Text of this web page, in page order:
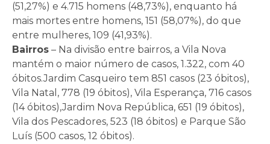
(51,27%) e 4.715 homens (48,73%), enquanto há
mais mortes entre homens, 151 (58,07%), do que
entre mulheres, 109 (41,93%).
Bairros – Na divisão entre bairros, a Vila Nova
mantém o maior número de casos, 1.322, com 40
óbitos.Jardim Casqueiro tem 851 casos (23 óbitos),
Vila Natal, 778 (19 óbitos), Vila Esperança, 716 casos
(14 óbitos),Jardim Nova República, 651 (19 óbitos),
Vila dos Pescadores, 523 (18 óbitos) e Parque São
Luís (500 casos, 12 óbitos).